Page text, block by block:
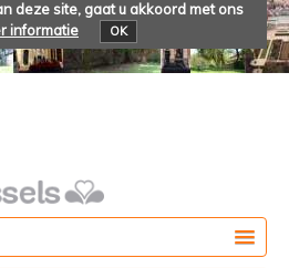
deze site, gaat u akkoord met ons
informatie OK